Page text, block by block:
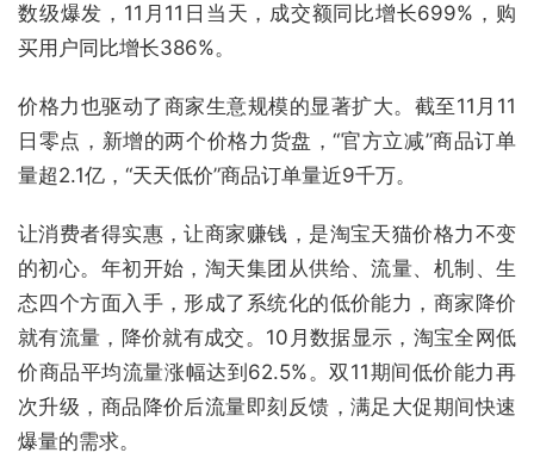
数级爆发，11月11日当天，成交额同比增长699%，购
买用户同比增长386%。
价格力也驱动了商家生意规模的显著扩大。截至11月11
日零点，新增的两个价格力货盘，“官方立减”商品订单
量超2.1亿，“天天低价”商品订单量近9千万。
让消费者得实惠，让商家赚钱，是淘宝天猫价格力不变
的初心。年初开始，淘天集团从供给、流量、机制、生
态四个方面入手，形成了系统化的低价能力，商家降价
就有流量，降价就有成交。10月数据显示，淘宝全网低
价商品平均流量涨幅达到62.5%。双11期间低价能力再
次升级，商品降价后流量即刻反馈，满足大促期间快速
爆量的需求。